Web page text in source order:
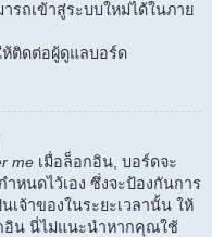
ถเข้าสู่ระบบใหม่ได้ในภาย
ติดต่อผู้ดูแลบอร์ด
me เมื่อล็อกอิน, บอร์ดจะ
ำหนดไว้เอง ซึ่งจะป้องกันการ
จ้าของในระยะเวลานั้น ให้
อิน นี่ไม่แนะนำหากคุณใช้